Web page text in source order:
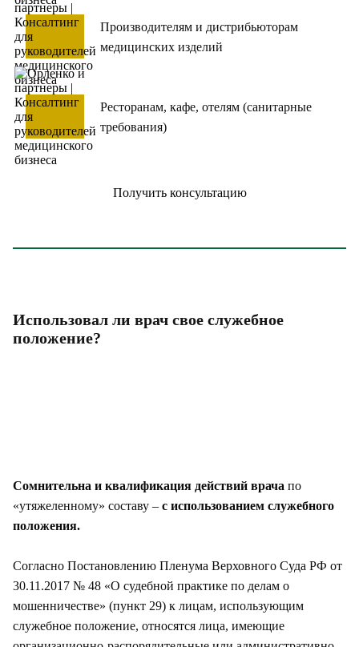
Производителям и дистрибьюторам
медицинских изделий
Ресторанам, кафе, отелям (санитарные
требования)
Получить консультацию
Использовал ли врач свое служебное
положение?
Сомнительна и квалификация действий врача по
«утяжеленному» составу – с использованием служебного
положения.
Согласно Постановлению Пленума Верховного Суда РФ от
30.11.2017 № 48 «О судебной практике по делам о
мошенничестве» (пункт 29) к лицам, использующим
служебное положение, относятся лица, имеющие